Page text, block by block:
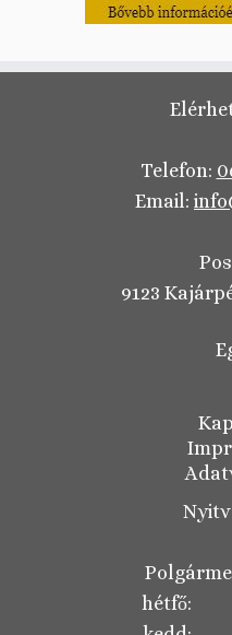
Telefon:
Email:
9123
hétfő: